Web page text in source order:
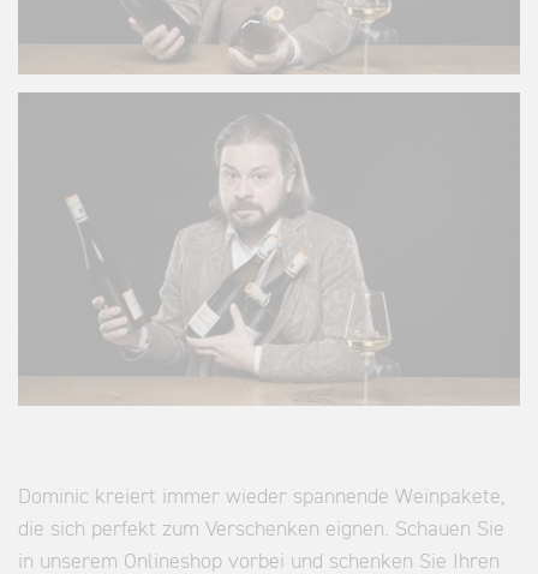
Dominic kreiert immer wieder spannende Weinpakete,
die sich perfekt zum Verschenken eignen. Schauen Sie
in unserem Onlineshop vorbei und schenken Sie Ihren